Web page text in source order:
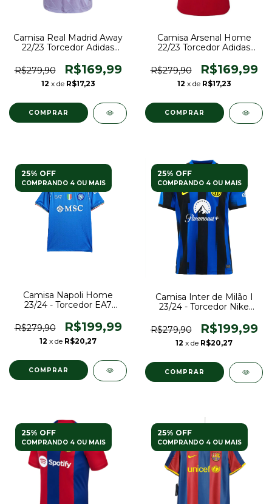
Camisa Real Madrid Away
22/23 Torcedor Adidas
R$279,90
R$169,99
12 x de R$17,23
COMPRAR
Camisa Arsenal Home
22/23 Torcedor Adidas
Branco
R$279,90 R$169,99
12 x de R$17,23
COMPRAR
25% OFF
COMPRANDO 4 OU MAIS
Camisa Napoli Home
23/24 - Torcedor EA7
R$279,90
R$199,99
12 x de R$20,27
COMPRAR
25% OFF
COMPRANDO 4 OU MAIS
Camisa Inter de Milão I
23/24 - Torcedor Nike
R$279,90
R$199,99
12 x de R$20,27
COMPRAR
25% OFF
COMPRANDO 4 OU MAIS
25% OFF
COMPRANDO 4 OU MAIS